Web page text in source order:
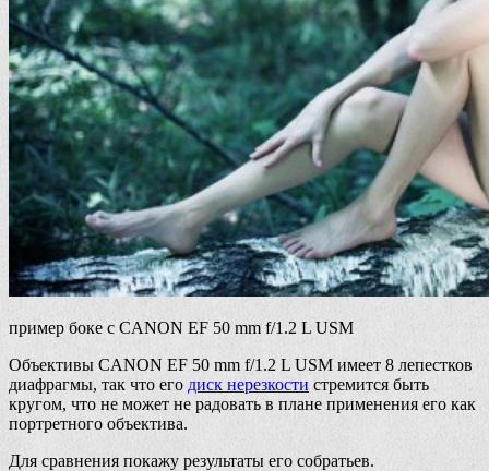
пример боке с CANON EF 50 mm f/1.2 L USM
Объективы CANON EF 50 mm f/1.2 L USM имеет 8 лепестков
диафрагмы, так что его диск нерезкости стремится быть
кругом, что не может не радовать в плане применения его как
портретного объектива.
Для сравнения покажу результаты его собратьев.